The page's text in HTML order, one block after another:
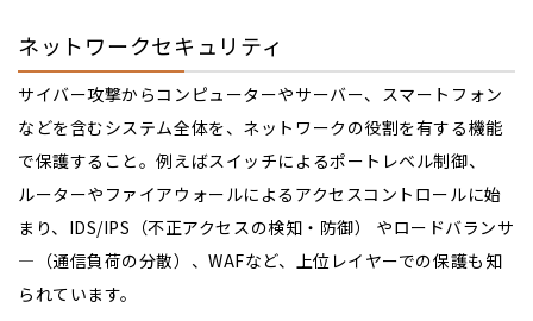
ネットワークセキュリティ
サイバー攻撃からコンピューターやサーバー、スマートフォン
などを含むシステム全体を、ネットワークの役割を有する機能
で保護すること。例えばスイッチによるポートレベル制御、
ルーターやファイアウォールによるアクセスコントロールに始
まり、IDS/IPS（不正アクセスの検知・防御） やロードバランサ
―（通信負荷の分散）、WAFなど、上位レイヤーでの保護も知
られています。